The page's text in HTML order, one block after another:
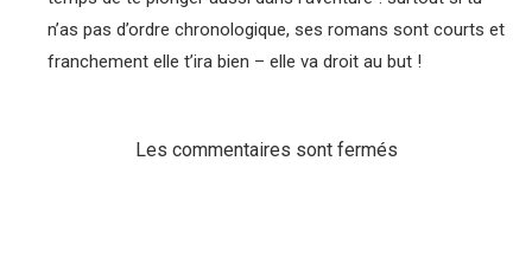
n’as pas d’ordre chronologique, ses romans sont courts et
franchement elle t’ira bien – elle va droit au but !
Les commentaires sont fermés